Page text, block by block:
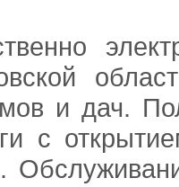
и дач.
с